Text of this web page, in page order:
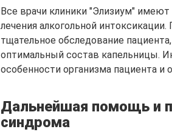
Все врачи клиники "Элизиум"
лечения алкогольной
тщательное обследование
оптимальный состав капельницы.
особенности организма пациента и
Дальнейшая помощь и
синдрома